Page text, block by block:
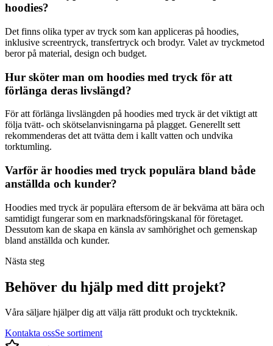
hoodies?
Det finns olika typer av tryck som kan appliceras på hoodies,
inklusive screentryck, transfertryck och brodyr. Valet av tryckmetod
beror på material, design och budget.
Hur sköter man om hoodies med tryck för att
förlänga deras livslängd?
För att förlänga livslängden på hoodies med tryck är det viktigt att
följa tvätt- och skötselanvisningarna på plagget. Generellt sett
rekommenderas det att tvätta dem i kallt vatten och undvika
torktumling.
Varför är hoodies med tryck populära bland både
anställda och kunder?
Hoodies med tryck är populära eftersom de är bekväma att bära och
samtidigt fungerar som en marknadsföringskanal för företaget.
Dessutom kan de skapa en känsla av samhörighet och gemenskap
bland anställda och kunder.
Nästa steg
Behöver du hjälp med ditt projekt?
Våra säljare hjälper dig att välja rätt produkt och tryckteknik.
Kontakta ossSe sortiment